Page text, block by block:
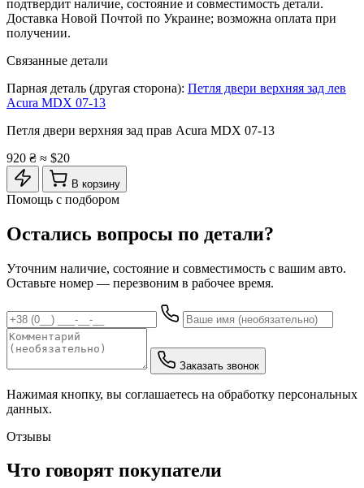
подтвердит наличие, состояние и совместимость детали.
Доставка Новой Почтой по Украине; возможна оплата при
получении.
Связанные детали
Парная деталь (другая сторона): Петля двери верхняя зад лев
Acura MDX 07-13
Петля двери верхняя зад прав Acura MDX 07-13
920 ₴ ≈ $20
В корзину
Помощь с подбором
Остались вопросы по детали?
Уточним наличие, состояние и совместимость с вашим авто.
Оставьте номер — перезвоним в рабочее время.
Заказать звонок
Нажимая кнопку, вы соглашаетесь на обработку персональных
данных.
Отзывы
Что говорят покупатели